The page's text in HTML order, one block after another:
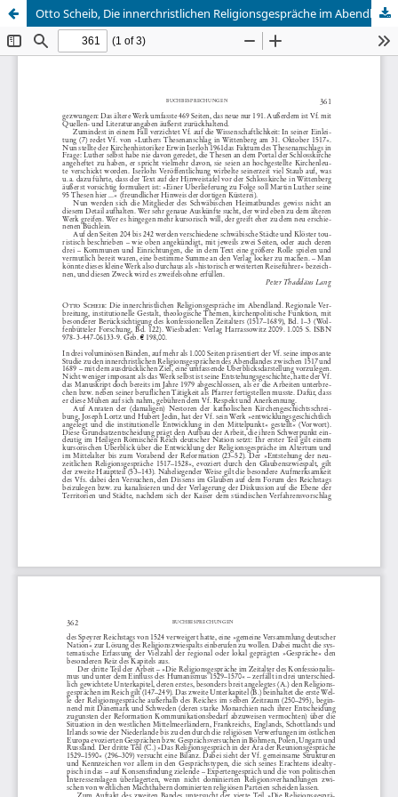
Otto Scheib, Die innerchristlichen Religionsgespräche im Abendland